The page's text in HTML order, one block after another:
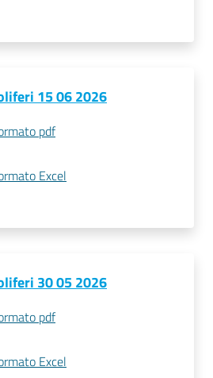
15 06 2026
pdf
Excel
30 05 2026
pdf
Excel